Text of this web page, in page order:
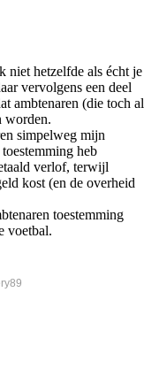
niet hetzelfde als écht je
vervolgens een deel
ambtenaren (die toch al
worden.
simpelweg mijn
heb
verlof, terwijl
kost (en de overheid
toestemming
voetbal.